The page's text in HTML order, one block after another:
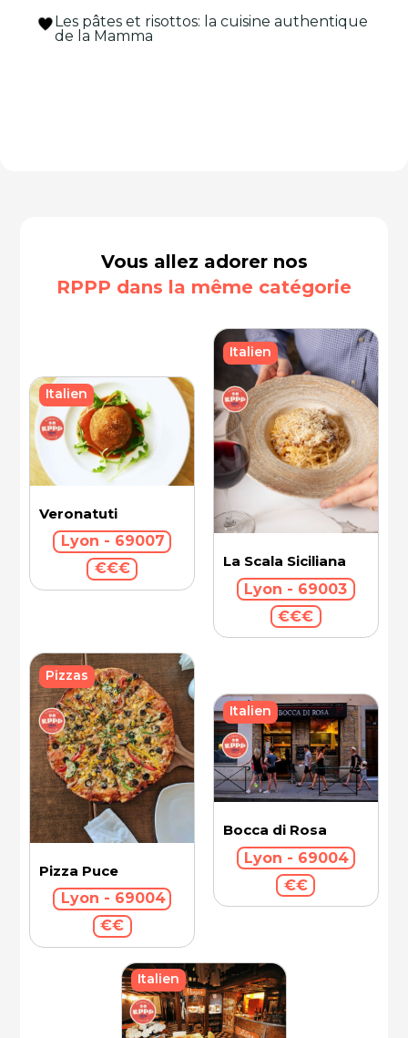
Les pâtes et risottos: la cuisine authentique
de la Mamma
Vous allez adorer nos
RPPP dans la même catégorie
Veronatuti
Lyon - 69007
€€€
Italien
La Scala Siciliana
Lyon - 69003
€€€
Italien
Pizza Puce
Lyon - 69004
€€
Pizzas
Bocca di Rosa
Lyon - 69004
€€
Italien
Italien